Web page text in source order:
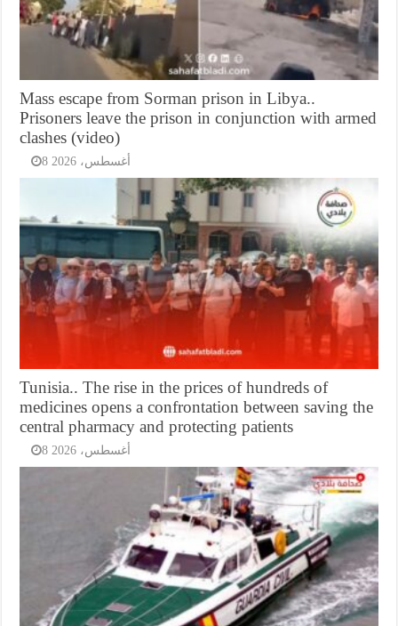
Mass escape from Sorman prison in Libya..
Prisoners leave the prison in conjunction with armed
clashes (video)
8 أغسطس، 2026
Tunisia.. The rise in the prices of hundreds of
medicines opens a confrontation between saving the
central pharmacy and protecting patients
8 أغسطس، 2026